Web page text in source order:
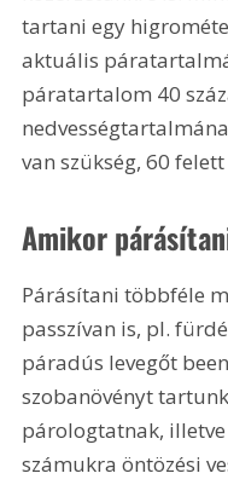
tartani egy
aktuális
páratartalom 40
van szükség, 60
Amikor
Párásítani többféle
passzívan is, pl.
páradús levegőt
szobanövényt
párologtatnak,
számukra öntözési